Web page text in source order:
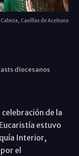
Canillas de Aceituno
diocesanos
de la
estuvo
Interior,
el